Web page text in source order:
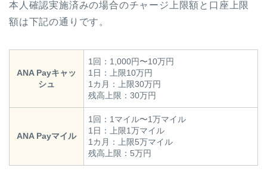
本人確認実施済みの場合のチャージ上限額と口座上限
額は下記の通りです。
ANA Payキャッ
シュ
1回：1,000円〜10万円
1日：上限10万円
1カ月：上限30万円
残高上限：30万円
ANA Payマイル
1回：1マイル〜1万マイル
1日：上限1万マイル
1カ月：上限5万マイル
残高上限：5万円